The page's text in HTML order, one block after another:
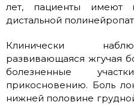
лет, пациенты имеют
дистальной
Клинически
развивающаяся жгучая
болезненные
прикосновению. Боль
нижней половине